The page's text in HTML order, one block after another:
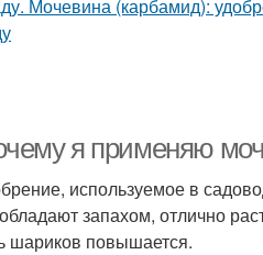
я применяю
используемое в
запахом, отлично
шариков повышается.